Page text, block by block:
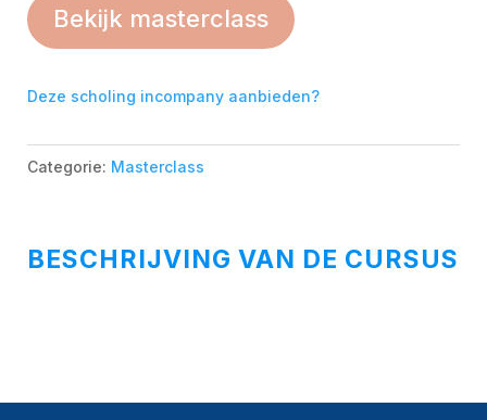
Bekijk masterclass
e
Deze scholing incompany aanbieden?
Categorie: Masterclass
BESCHRIJVING VAN DE CURSUS